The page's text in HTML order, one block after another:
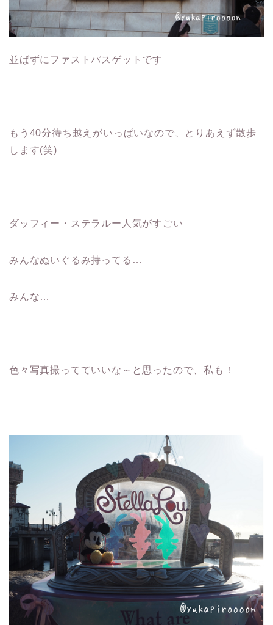
並ばずにファストパスゲットです
もう40分待ち越えがいっぱいなので、とりあえず散歩
します(笑)
ダッフィー・ステラルー人気がすごい
みんなぬいぐるみ持ってる…
みんな…
色々写真撮ってていいな～と思ったので、私も！